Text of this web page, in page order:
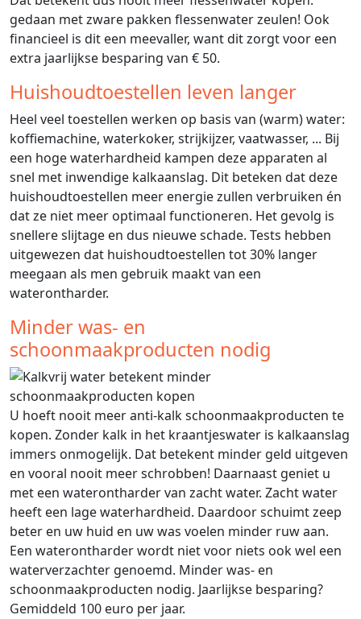
gedaan met zware pakken flessenwater zeulen! Ook
financieel is dit een meevaller, want dit zorgt voor een
extra jaarlijkse besparing van € 50.
Huishoudtoestellen leven langer
Heel veel toestellen werken op basis van (warm) water:
koffiemachine, waterkoker, strijkijzer, vaatwasser, ... Bij
een hoge waterhardheid kampen deze apparaten al
snel met inwendige kalkaanslag. Dit beteken dat deze
huishoudtoestellen meer energie zullen verbruiken én
dat ze niet meer optimaal functioneren. Het gevolg is
snellere slijtage en dus nieuwe schade. Tests hebben
uitgewezen dat huishoudtoestellen tot 30% langer
meegaan als men gebruik maakt van een
waterontharder.
Minder was- en
schoonmaakproducten nodig
U hoeft nooit meer anti-kalk schoonmaakproducten te
kopen. Zonder kalk in het kraantjeswater is kalkaanslag
immers onmogelijk. Dat betekent minder geld uitgeven
en vooral nooit meer schrobben! Daarnaast geniet u
met een waterontharder van zacht water. Zacht water
heeft een lage waterhardheid. Daardoor schuimt zeep
beter en uw huid en uw was voelen minder ruw aan.
Een waterontharder wordt niet voor niets ook wel een
waterverzachter genoemd. Minder was- en
schoonmaakproducten nodig. Jaarlijkse besparing?
Gemiddeld 100 euro per jaar.